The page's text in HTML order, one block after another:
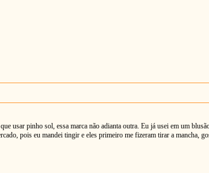
usar pinho sol, essa marca não adianta outra. Eu já usei em um
pois eu mandei tingir e eles primeiro me fizeram tirar a mancha,